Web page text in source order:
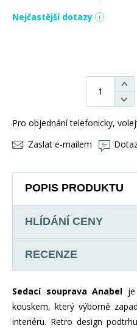
Nejčastější dotazy
Pro objednání telefonicky,
Zaslat e-mailem
POPIS PRODUKTU
HLÍDÁNÍ CENY
RECENZE
Sedací souprava Anabel
kouskem, který výborně
interiéru. Retro design